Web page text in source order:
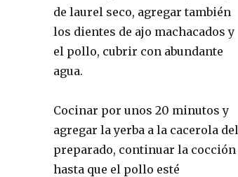
de laurel seco, agregar también
los dientes de ajo machacados y
el pollo, cubrir con abundante
agua.
Cocinar por unos 20 minutos y
agregar la yerba a la cacerola del
preparado, continuar la cocción
hasta que el pollo esté